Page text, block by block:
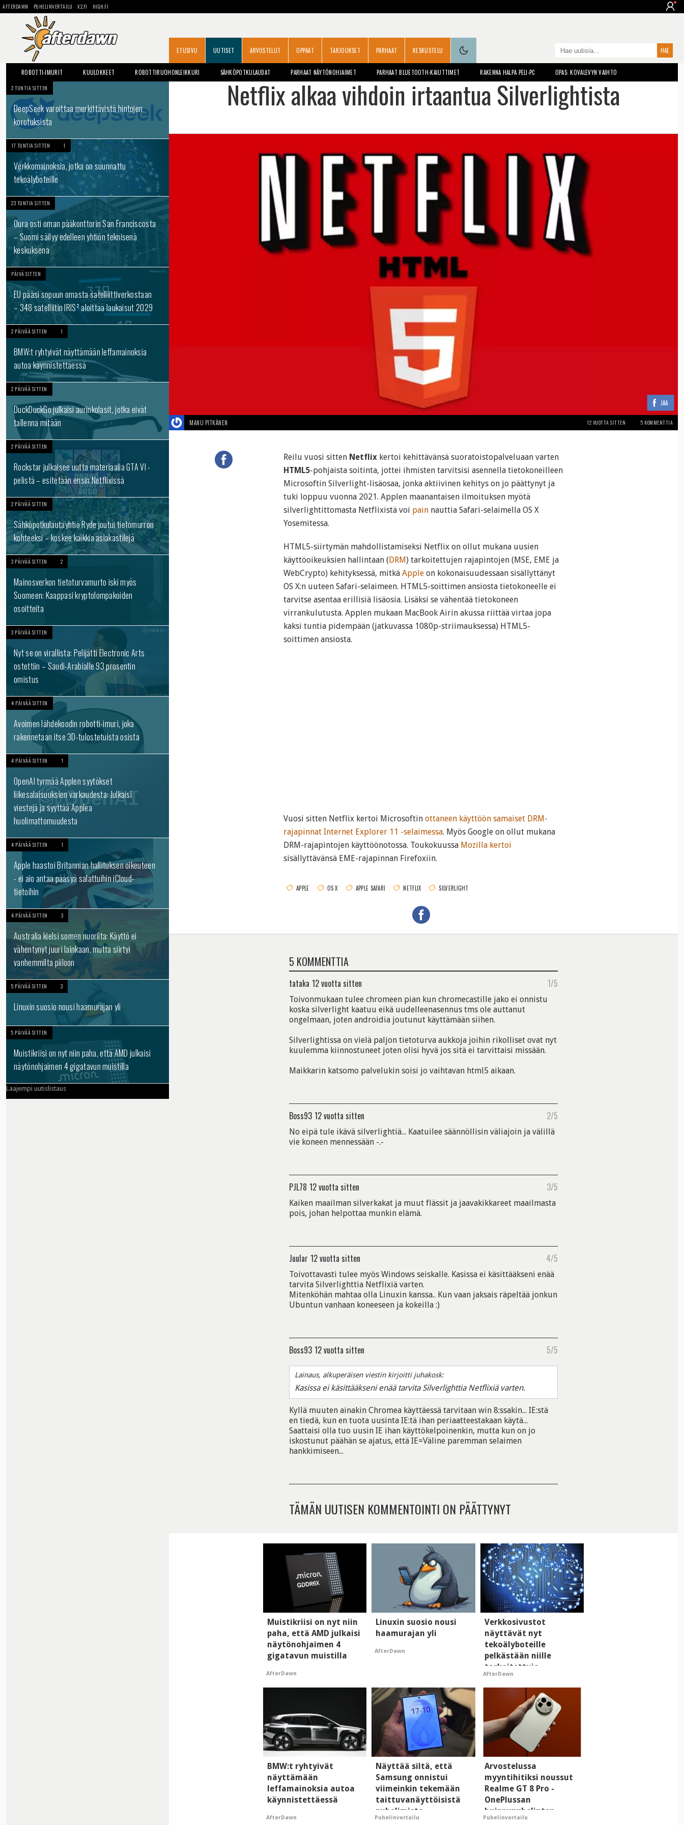
AFTERDAWN PUHELINVERTAILU X2.FI HIGH.FI
ETUSIVU UUTISET ARVOSTELUT OPPAAT TARJOUKSET PARHAAT KESKUSTELU
ROBOTTI-IMURIT KUULOKKEET ROBOTTIRUOHONLEIKKURI SÄHKÖPOTKULAUDAT PARHAAT NÄYTÖNOHJAIMET PARHAAT BLUETOOTH-KAIUTTIMET RAKENNA HALPA PELI-PC OPAS: KOVALEVYN VAIHTO
2 TUNTIA SITTEN
DeepSeek varoittaa merkittävistä hintojen
korotuksista
17 TUNTIA SITTEN 1
Verkkomainoksia, jotka on suunnattu
tekoälyboteille
23 TUNTIA SITTEN
Oura osti oman pääkonttorin San Franciscosta
– Suomi säilyy edelleen yhtiön teknisenä
keskuksena
PÄIVÄ SITTEN
EU pääsi sopuun omasta satelliittiverkostaan
– 348 satelliitin IRIS² aloittaa laukaisut 2029
2 PÄIVÄÄ SITTEN 1
BMW:t ryhtyivät näyttämään leffamainoksia
autoa käynnistettäessä
2 PÄIVÄÄ SITTEN
DuckDuckGo julkaisi aurinkolasit, jotka eivät
tallenna mitään
2 PÄIVÄÄ SITTEN
Rockstar julkaisee uutta materiaalia GTA VI -
pelistä – esitetään ensin Netflixissä
2 PÄIVÄÄ SITTEN
Sähköpotkulautayhtiö Ryde joutui tietomurron
kohteeksi – koskee kaikkia asiakastilejä
3 PÄIVÄÄ SITTEN 2
Mainosverkon tietoturvamurto iski myös
Suomeen: Kaappasi kryptolompakoiden
osoitteita
3 PÄIVÄÄ SITTEN
Nyt se on virallista: Pelijätti Electronic Arts
ostettiin – Saudi-Arabialle 93 prosentin
omistus
4 PÄIVÄÄ SITTEN
Avoimen lähdekoodin robotti-imuri, joka
rakennetaan itse 3D-tulostetuista osista
4 PÄIVÄÄ SITTEN 1
OpenAI tyrmää Applen syytökset
liikesalaisuuksien varkaudesta: Julkaisi
viestejä ja syyttää Applea
huolimattomuudesta
4 PÄIVÄÄ SITTEN 1
Apple haastoi Britannian hallituksen oikeuteen
- ei aio antaa pääsyä salattuihin iCloud-
tietoihin
4 PÄIVÄÄ SITTEN 3
Australia kielsi somen nuorilta: Käyttö ei
vähentynyt juuri lainkaan, mutta siirtyi
vanhemmilta piiloon
5 PÄIVÄÄ SITTEN 3
Linuxin suosio nousi haamurajan yli
5 PÄIVÄÄ SITTEN
Muistikriisi on nyt niin paha, että AMD julkaisi
näytönohjaimen 4 gigatavun muistilla
Laajempi uutislistaus
Netflix alkaa vihdoin irtaantua Silverlightista
JAA
MANU PITKÄNEN 12 VUOTTA SITTEN 5 KOMMENTTIA
Reilu vuosi sitten Netflix kertoi kehittävänsä suoratoistopalveluaan varten
HTML5-pohjaista soitinta, jottei ihmisten tarvitsisi asennella tietokoneilleen
Microsoftin Silverlight-lisäosaa, jonka aktiivinen kehitys on jo päättynyt ja
tuki loppuu vuonna 2021. Applen maanantaisen ilmoituksen myötä
silverlightittomasta Netflixistä voi pain nauttia Safari-selaimella OS X
Yosemitessa.
HTML5-siirtymän mahdollistamiseksi Netflix on ollut mukana uusien
käyttöoikeuksien hallintaan (DRM) tarkoitettujen rajapintojen (MSE, EME ja
WebCrypto) kehityksessä, mitkä Apple on kokonaisuudessaan sisällyttänyt
OS X:n uuteen Safari-selaimeen. HTML5-soittimen ansiosta tietokoneelle ei
tarvitse asentaa erillisiä lisäosia. Lisäksi se vähentää tietokoneen
virrankulutusta. Applen mukaan MacBook Airin akussa riittää virtaa jopa
kaksi tuntia pidempään (jatkuvassa 1080p-striimauksessa) HTML5-
soittimen ansiosta.
Vuosi sitten Netflix kertoi Microsoftin ottaneen käyttöön samaiset DRM-
rajapinnat Internet Explorer 11 -selaimessa. Myös Google on ollut mukana
DRM-rajapintojen käyttöönotossa. Toukokuussa Mozilla kertoi
sisällyttävänsä EME-rajapinnan Firefoxiin.
APPLE OS X APPLE SAFARI NETFLIX SILVERLIGHT
5 KOMMENTTIA
tataka 12 vuotta sitten 1/5
Toivonmukaan tulee chromeen pian kun chromecastille jako ei onnistu
koska silverlight kaatuu eikä uudelleenasennus tms ole auttanut
ongelmaan, joten androidia joutunut käyttämään siihen.
Silverlightissa on vielä paljon tietoturva aukkoja joihin rikolliset ovat nyt
kuulemma kiinnostuneet joten olisi hyvä jos sitä ei tarvittaisi missään.
Maikkarin katsomo palvelukin soisi jo vaihtavan html5 aikaan.
Boss93 12 vuotta sitten 2/5
No eipä tule ikävä silverlightiä... Kaatuilee säännöllisin väliajoin ja välillä
vie koneen mennessään -.-
PJL78 12 vuotta sitten 3/5
Kaiken maailman silverkakat ja muut flässit ja jaavakikkareet maailmasta
pois, johan helpottaa munkin elämä.
Juular 12 vuotta sitten 4/5
Toivottavasti tulee myös Windows seiskalle. Kasissa ei käsittääkseni enää
tarvita Silverlighttia Netflixiä varten.
Mitenköhän mahtaa olla Linuxin kanssa.. Kun vaan jaksais räpeltää jonkun
Ubuntun vanhaan koneeseen ja kokeilla :)
Boss93 12 vuotta sitten 5/5
Lainaus, alkuperäisen viestin kirjoitti juhakosk:
Kasissa ei käsittääkseni enää tarvita Silverlighttia Netflixiä varten.
Kyllä muuten ainakin Chromea käyttäessä tarvitaan win 8:ssakin... IE:stä
en tiedä, kun en tuota uusinta IE:tä ihan periaatteestakaan käytä...
Saattaisi olla tuo uusin IE ihan käyttökelpoinenkin, mutta kun on jo
iskostunut päähän se ajatus, että IE=Väline paremman selaimen
hankkimiseen...
TÄMÄN UUTISEN KOMMENTOINTI ON PÄÄTTYNYT
Muistikriisi on nyt niin
paha, että AMD julkaisi
näytönohjaimen 4
gigatavun muistilla
AfterDawn
Linuxin suosio nousi
haamurajan yli
AfterDawn
Verkkosivustot
näyttävät nyt
tekoälyboteille
pelkästään niille
tarkoitettuja
mainoksia - vaikuttaa
tekoälyn mielikuvaan
AfterDawn
BMW:t ryhtyivät
näyttämään
leffamainoksia autoa
käynnistettäessä
AfterDawn
Näyttää siltä, että
Samsung onnistui
viimeinkin tekemään
taittuvanäyttöisistä
puhelimista
supersuosittuja
Puhelinvertailu
Arvostelussa
myyntihitiksi noussut
Realme GT 8 Pro -
OnePlussan
huippupuhelinten
"perillinen"
Puhelinvertailu